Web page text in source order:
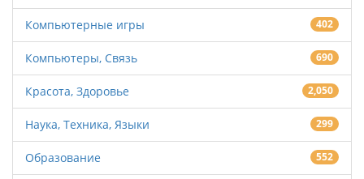
Компьютерные игры 402
Компьютеры, Связь 690
Красота, Здоровье 2,050
Наука, Техника, Языки 299
Образование 552